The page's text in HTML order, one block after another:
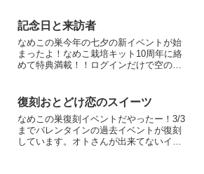
メだ。入れ替わりで限定おもてなし品交
換所オープン！交換所は...
記念日と来訪者
なめこの巣今年の七夕の新イベントが始
まったよ！なめこ栽培キット10周年に絡
めて特典満載！！ログインだけで空のバ
ヤツ来ちゃったなー。なめこはあと990年
くらい生き延び...
復刻おとどけ恋のスイーツ
なめこの巣復刻イベントだやったー！3/3
までバレンタインの過去イベントが復刻
しています。オトさんが出来てないイベ